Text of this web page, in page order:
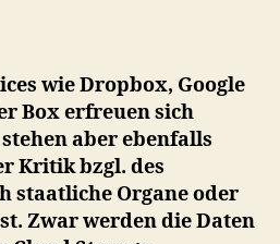
wie Dropbox, Google
Box erfreuen sich
aber ebenfalls
Kritik bzgl. des
staatliche Organe oder
Zwar werden die Daten